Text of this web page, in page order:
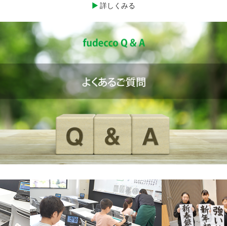
詳しくみる